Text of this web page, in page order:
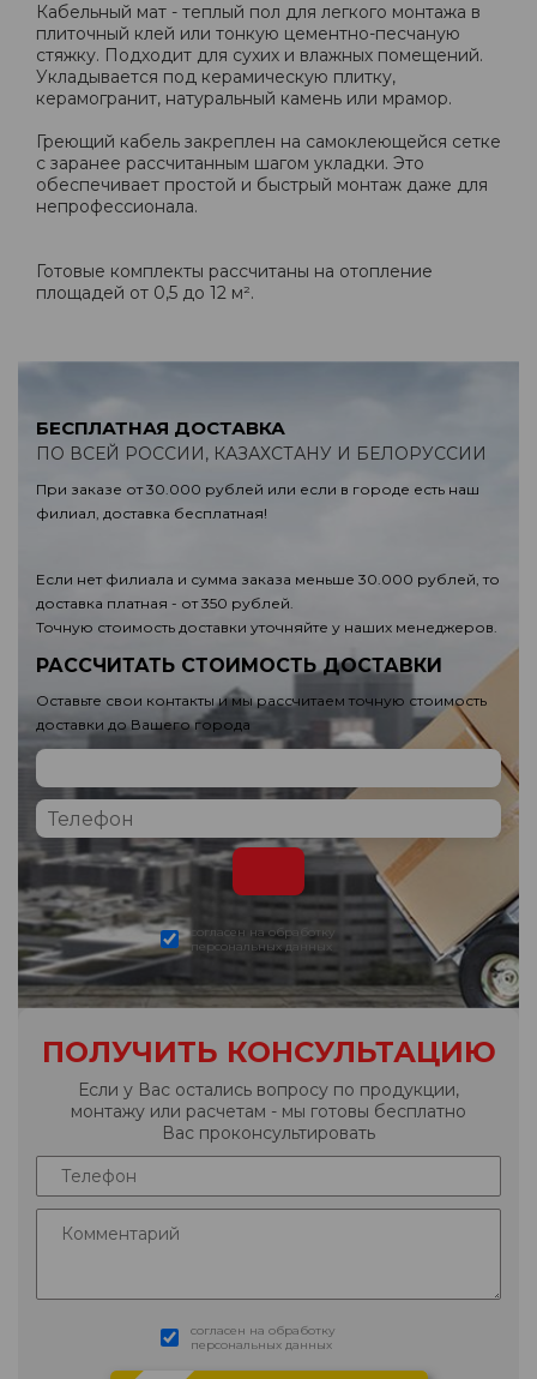
Кабельный мат - теплый пол для легкого монтажа в
плиточный клей или тонкую цементно-песчаную
стяжку. Подходит для сухих и влажных помещений.
Укладывается под керамическую плитку,
керамогранит, натуральный камень или мрамор.
Греющий кабель закреплен на самоклеющейся сетке
с заранее рассчитанным шагом укладки. Это
обеспечивает простой и быстрый монтаж даже для
непрофессионала.
Готовые комплекты рассчитаны на отопление
площадей от 0,5 до 12 м².
БЕСПЛАТНАЯ ДОСТАВКА
ПО ВСЕЙ РОССИИ, КАЗАХСТАНУ И БЕЛОРУССИИ
При заказе от 30.000 рублей или если в городе есть наш
филиал, доставка бесплатная!
Если нет филиала и сумма заказа меньше 30.000 рублей, то
доставка платная - от 350 рублей.
Точную стоимость доставки уточняйте у наших менеджеров.
РАССЧИТАТЬ СТОИМОСТЬ ДОСТАВКИ
Оставьте свои контакты и мы рассчитаем точную стоимость
доставки до Вашего города
согласен на обработку
персональных данных
ПОЛУЧИТЬ КОНСУЛЬТАЦИЮ
Если у Вас остались вопросу по продукции,
монтажу или расчетам - мы готовы бесплатно
Вас проконсультировать
согласен на обработку
персональных данных